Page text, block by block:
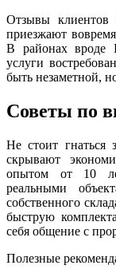
Отзывы клиентов
приезжают
В районах вроде
услуги
быть незаметной,
Советы по
Не стоит
скрывают
опытом от 10
реальными
собственного
быструю
себя общение с
Полезные